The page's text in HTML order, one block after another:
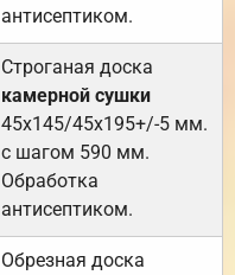
антисептиком.
Строганая доска
камерной сушки
45х145/45х195+/-5 мм.
с шагом 590 мм.
Обработка
антисептиком.
Обрезная доска